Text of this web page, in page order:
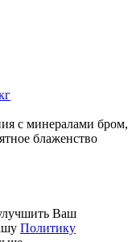
с минералами бром,
блаженство
Ваш
Политику